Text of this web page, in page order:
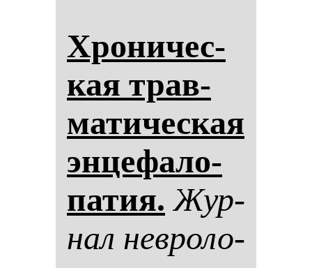
Хро­ни­чес­
кая трав­
ма­ти­чес­кая
эн­це­фа­ло­
па­тия. Жур­
нал нев­ро­ло­